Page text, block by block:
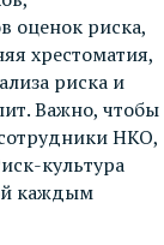
оценок риска,
хрестоматия,
риска и
Важно, чтобы
НКО,
культура
каждым